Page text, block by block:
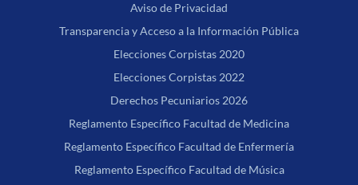
Aviso de Privacidad
Transparencia y Acceso a la Información Pública
Elecciones Corpistas 2020
Elecciones Corpistas 2022
Derechos Pecuniarios 2026
Reglamento Específico Facultad de Medicina
Reglamento Específico Facultad de Enfermería
Reglamento Específico Facultad de Música